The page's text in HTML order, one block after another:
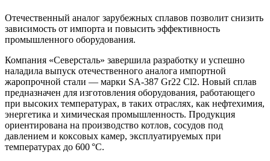
Отечественный аналог зарубежных сплавов позволит снизить
зависимость от импорта и повысить эффективность
промышленного оборудования.
Компания «Северсталь» завершила разработку и успешно
наладила выпуск отечественного аналога импортной
жаропрочной стали — марки SA-387 Gr22 Cl2. Новый сплав
предназначен для изготовления оборудования, работающего
при высоких температурах, в таких отраслях, как нефтехимия,
энергетика и химическая промышленность. Продукция
ориентирована на производство котлов, сосудов под
давлением и коксовых камер, эксплуатируемых при
температурах до 600 °C.